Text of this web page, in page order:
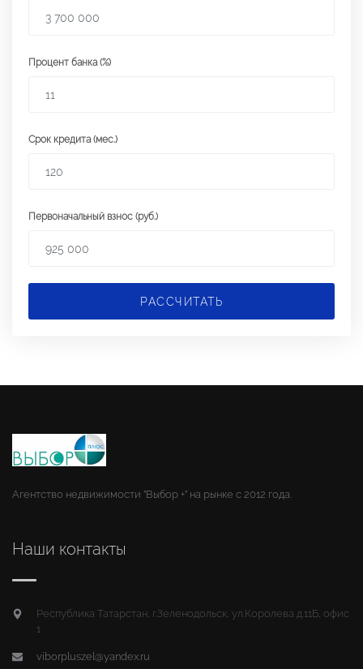
Процент банка (%)
Срок кредита (мес.)
Первоначальный взнос (руб.)
РАССЧИТАТЬ
Агентство недвижимости "Выбор +" на рынке с 2012 года.
Наши контакты
Республика Татарстан, г.Зеленодольск, ул.Королева д.11Б, офис
1
viborpluszel@yandex.ru